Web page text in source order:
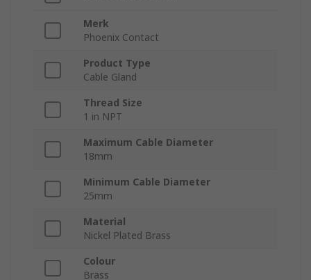
Merk
Phoenix Contact
Product Type
Cable Gland
Thread Size
1 in NPT
Maximum Cable Diameter
18mm
Minimum Cable Diameter
25mm
Material
Nickel Plated Brass
Colour
Brass